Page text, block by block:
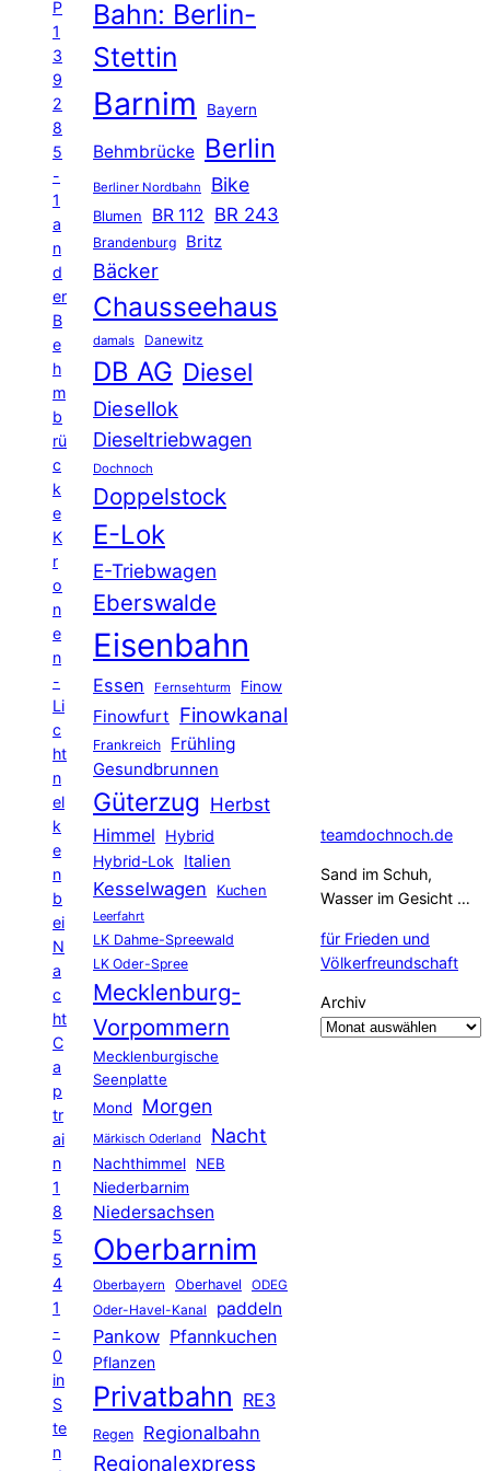
P
1
3
9
2
8
5
-
1
a
n
d
er
B
e
h
m
b
rü
c
k
e
K
r
o
n
e
n
-
Li
c
ht
n
el
k
e
n
b
ei
N
a
c
ht
C
a
p
tr
ai
n
1
8
5
5
4
1
-
0
in
S
te
n
Bahn: Berlin-
Stettin
Barnim Bayern
Behmbrücke Berlin
Berliner Nordbahn Bike
Blumen BR 112 BR 243
Brandenburg Britz
Bäcker
Chausseehaus
damals Danewitz
DB AG Diesel
Diesellok
Dieseltriebwagen
Dochnoch
Doppelstock
E-Lok
E-Triebwagen
Eberswalde
Eisenbahn
Essen Fernsehturm Finow
Finowfurt Finowkanal
Frankreich Frühling
Gesundbrunnen
Güterzug Herbst
Himmel
Hybrid
Hybrid-Lok Italien
Kesselwagen Kuchen
Leerfahrt
LK Dahme-Spreewald
LK Oder-Spree
Mecklenburg-
Vorpommern
Mecklenburgische
Seenplatte
Mond
Morgen
Märkisch Oderland Nacht
Nachthimmel
NEB
Niederbarnim
Niedersachsen
Oberbarnim
Oberbayern Oberhavel ODEG
Oder-Havel-Kanal paddeln
Pankow Pfannkuchen
Pflanzen
Privatbahn RE3
Regen Regionalbahn
Regionalexpress
teamdochnoch.de
Sand im Schuh,
Wasser im Gesicht …
für Frieden und
Völkerfreundschaft
Archiv